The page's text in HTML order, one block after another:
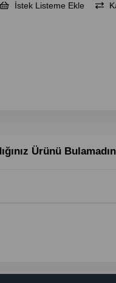
İstek Listeme Ekle
Ürünü